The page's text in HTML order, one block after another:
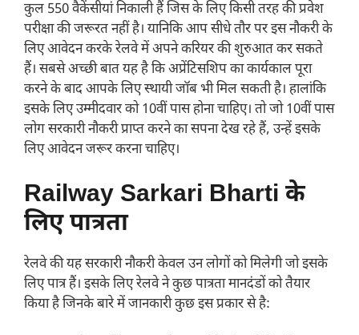
कुल 550 वैकेंसीयां निकाली हैं जिस के लिए किसी तरह की प्रवेश
परीक्षा की जरूरत नहीं है। यानिकि आप सीधे तौर पर इस नौकरी के
लिए आवेदन करके रेलवे में अपने करियर की शुरुआत कर सकते
हैं। सबसे अच्छी बात यह है कि अप्रेंटिसशिप का कार्यकाल पूरा
करने के बाद आपके लिए स्थायी जॉब भी मिल सकती है। हालांकि
इसके लिए उम्मीदवार को 10वीं पास होना चाहिए। तो जो 10वीं पास
लोग सरकारी नौकरी प्राप्त करने का सपना देख रहे हैं, उन्हें इसके
लिए आवेदन जरूर करना चाहिए।
Railway Sarkari Bharti के
लिए पात्रता
रेलवे की यह सरकारी नौकरी केवल उन लोगों को मिलेगी जो इसके
लिए पात्र हैं। इसके लिए रेलवे ने कुछ पात्रता मानदंडों को तैयार
किया है जिनके बारे में जानकारी कुछ इस प्रकार से है: